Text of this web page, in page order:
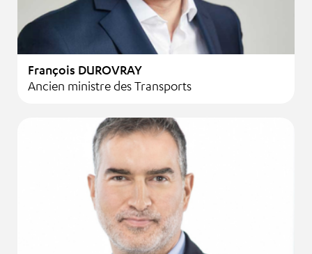
François DUROVRAY
Ancien ministre des Transports